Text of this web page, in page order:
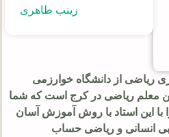
زینب طاهری
طاهری رتبه 1 دکتری ریاضی از دانشگاه خوارزمی
معلم ریاضی در کرج است که شما
را با این استاد با روش آموزش آسان
انسانی و ریاضی حساب